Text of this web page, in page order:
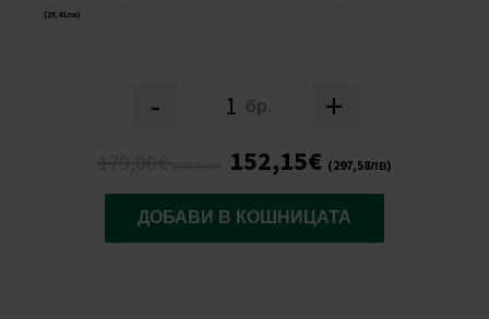
(25,41лв)
- бр. +
152,15€ (297,58лв)
ДОБАВИ В КОШНИЦАТА